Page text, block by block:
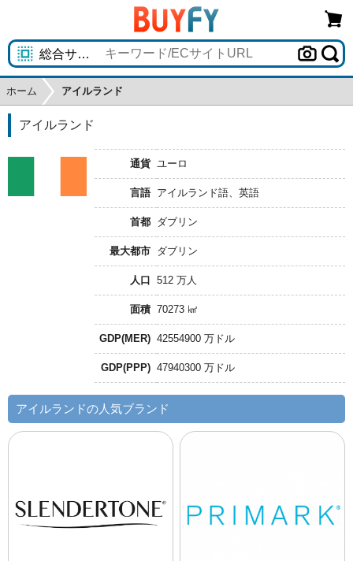
ホーム アイルランド
アイルランド
通貨 ユーロ
言語 アイルランド語、英語
首都 ダブリン
最大都市 ダブリン
人口 512 万人
面積 70273 ㎢
GDP(MER) 42554900 万ドル
GDP(PPP) 47940300 万ドル
アイルランドの人気ブランド